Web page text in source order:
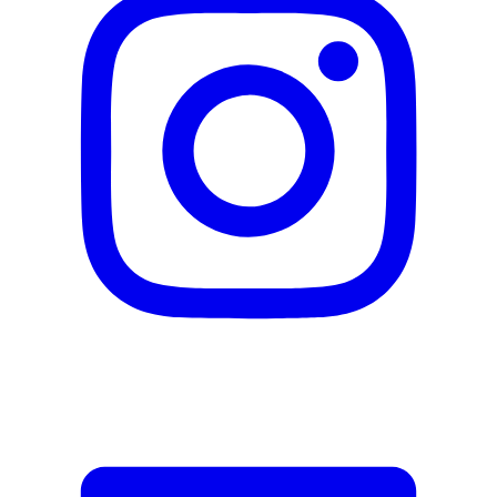
Soins corporels muscles/articulations
Caractéristiques
125 g
Domaine d'application de
EMS, Traitement de la
douleur, TENS
Fabricant
Nom du fabricant
N° d’article du fabricant
64663
Garantie du fabricant
36 mois